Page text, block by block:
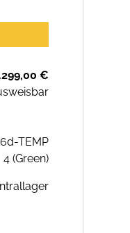
€
TEMP
4 (Green)